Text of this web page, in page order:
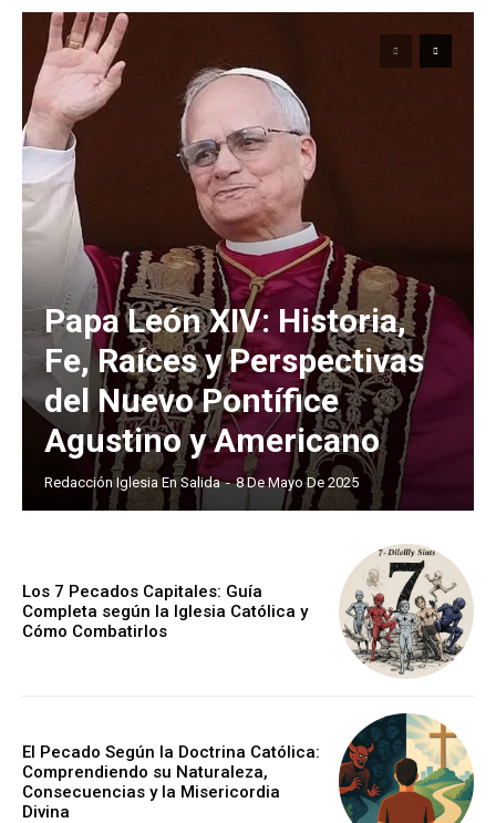
Papa León XIV: Historia,
Fe, Raíces y Perspectivas
del Nuevo Pontífice
Agustino y Americano
Redacción Iglesia En Salida - 8 De Mayo De 2025
Los 7 Pecados Capitales: Guía
Completa según la Iglesia Católica y
Cómo Combatirlos
El Pecado Según la Doctrina Católica:
Comprendiendo su Naturaleza,
Consecuencias y la Misericordia
Divina